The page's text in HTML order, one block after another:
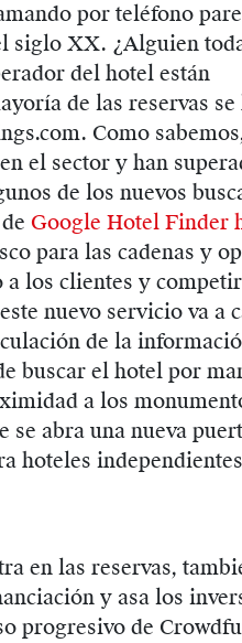
por teléfono
siglo XX. ¿Alguien
del hotel están
de las reservas se
Como
el sector y han
de los nuevos
deGoogle Hotel Finder
para las cadenas y
los clientes y
nuevo servicio va a
de la
buscar el hotel por
a los
se abra una nueva
hoteles
en las reservas,
y asa los
progresivo de